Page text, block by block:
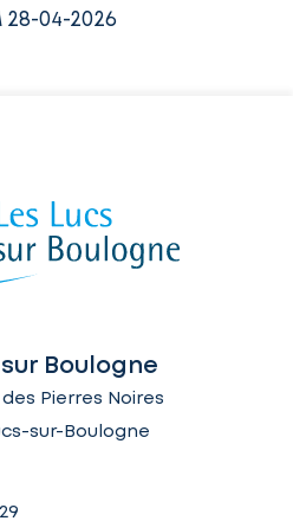
04-2026
sur Boulogne
des Pierres Noires
sur-Boulogne